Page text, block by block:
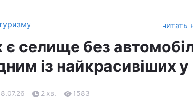
читать
селище без
із найкрасивіших у
2 хв. 1583